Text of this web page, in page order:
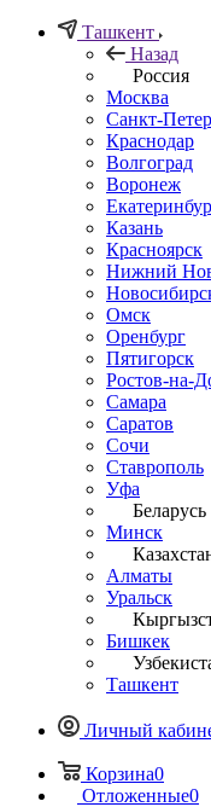
Ташкент
Назад
Россия
Москва
Санкт-
Краснодар
Волгоград
Воронеж
Казань
Красноярск
Нижний
Омск
Оренбург
Пятигорск
Ростов-на-
Самара
Саратов
Сочи
Ставрополь
Уфа
Беларусь
Минск
Алматы
Уральск
Бишкек
Ташкент
Личный
Корзина0
Отложенные0